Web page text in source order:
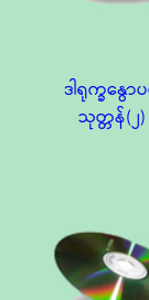
ဒါရုက္ခနွော
သုတ္တန်(၂)